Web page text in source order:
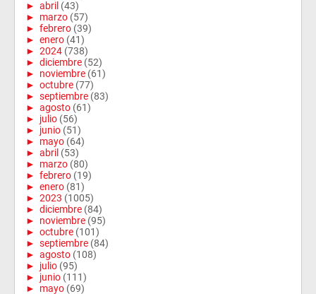
► abril (43)
► marzo (57)
► febrero (39)
► enero (41)
► 2024 (738)
► diciembre (52)
► noviembre (61)
► octubre (77)
► septiembre (83)
► agosto (61)
► julio (56)
► junio (51)
► mayo (64)
► abril (53)
► marzo (80)
► febrero (19)
► enero (81)
► 2023 (1005)
► diciembre (84)
► noviembre (95)
► octubre (101)
► septiembre (84)
► agosto (108)
► julio (95)
► junio (111)
► mayo (69)